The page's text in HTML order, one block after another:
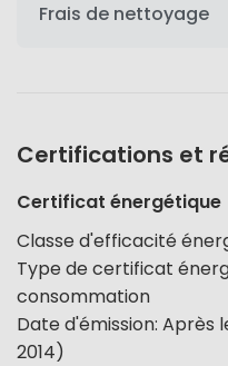
Frais de nettoyage
Certifications et
Certificat énergétique
Classe d'efficacité
Type de certificat
consommation
Date d'émission: Après
2014)